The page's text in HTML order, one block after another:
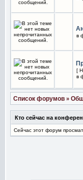
в
[
в
Список форумов »
Кто сейчас на
Сейчас этот форум